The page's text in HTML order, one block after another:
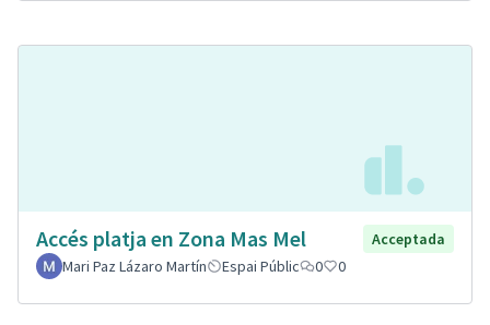
Accés platja en Zona Mas Mel
Acceptada
Mari Paz Lázaro Martín
Espai Públic 0 0